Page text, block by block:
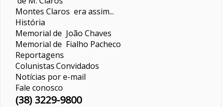
Montes Claros era assim...
História
Memorial de João Chaves
Memorial de Fialho Pacheco
Reportagens
ColunistasConvidados
Notícias por e-mail
Fale conosco
(38) 3229-9800